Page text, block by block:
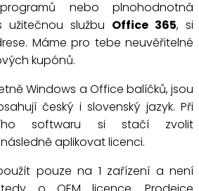
nebo plnohodnotná
užitečnou službu Office 365, si
Máme pro tebe neuvěřitelné
kupónů.
Windows a Office balíčků, jsou
český i slovenský jazyk. Při
softwaru si stačí zvolit
aplikovat licenci.
pouze na 1 zařízení a není